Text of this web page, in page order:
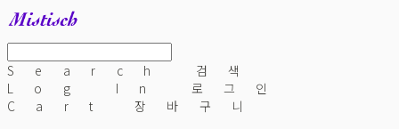
Search
검색
Log In
로그인
Cart
장바구니